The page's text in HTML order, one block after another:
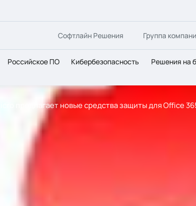
Софтлайн Решения Группа
Российское ПО Кибербезопасность Решения на
предлагает новые средства защиты для Office